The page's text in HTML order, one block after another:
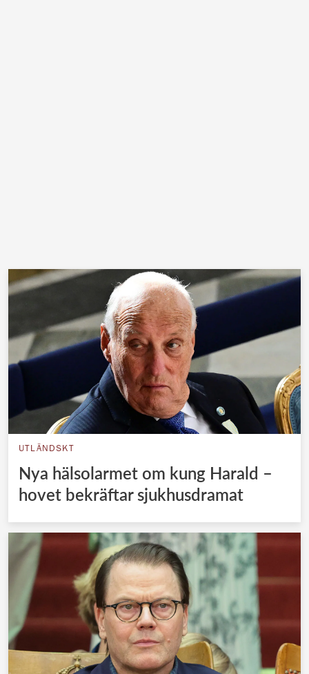
UTLÄNDSKT
Nya hälsolarmet om kung Harald –
hovet bekräftar sjukhusdramat